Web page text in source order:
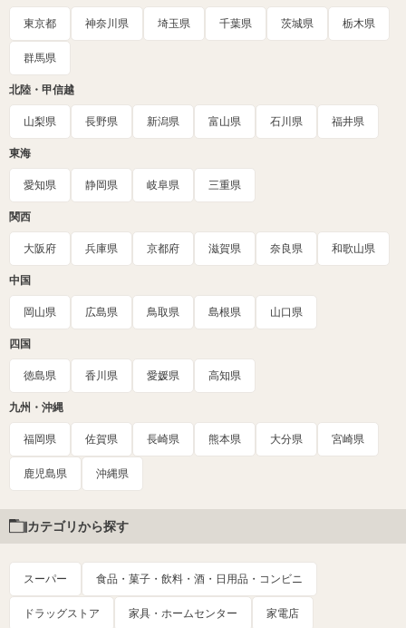
東京都 神奈川県 埼玉県 千葉県 茨城県 栃木県
群馬県
北陸・甲信越
山梨県 長野県 新潟県 富山県 石川県 福井県
東海
愛知県 静岡県 岐阜県 三重県
関西
大阪府 兵庫県 京都府 滋賀県 奈良県 和歌山県
中国
岡山県 広島県 鳥取県 島根県 山口県
四国
徳島県 香川県 愛媛県 高知県
九州・沖縄
福岡県 佐賀県 長崎県 熊本県 大分県 宮崎県
鹿児島県 沖縄県
カテゴリから探す
スーパー 食品・菓子・飲料・酒・日用品・コンビニ
ドラッグストア 家具・ホームセンター 家電店